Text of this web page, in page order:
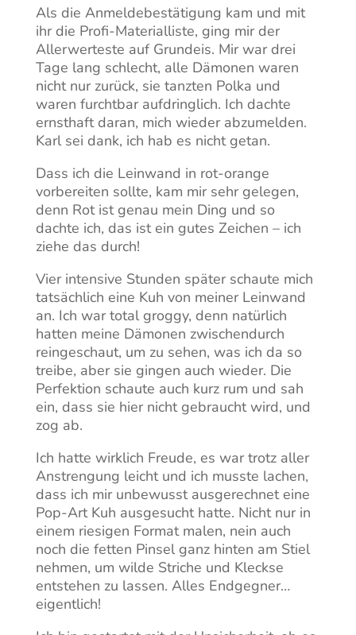
Als die Anmeldebestätigung kam und mit
ihr die Profi-Materialliste, ging mir der
Allerwerteste auf Grundeis. Mir war drei
Tage lang schlecht, alle Dämonen waren
nicht nur zurück, sie tanzten Polka und
waren furchtbar aufdringlich. Ich dachte
ernsthaft daran, mich wieder abzumelden.
Karl sei dank, ich hab es nicht getan.
Dass ich die Leinwand in rot-orange
vorbereiten sollte, kam mir sehr gelegen,
denn Rot ist genau mein Ding und so
dachte ich, das ist ein gutes Zeichen – ich
ziehe das durch!
Vier intensive Stunden später schaute mich
tatsächlich eine Kuh von meiner Leinwand
an. Ich war total groggy, denn natürlich
hatten meine Dämonen zwischendurch
reingeschaut, um zu sehen, was ich da so
treibe, aber sie gingen auch wieder. Die
Perfektion schaute auch kurz rum und sah
ein, dass sie hier nicht gebraucht wird, und
zog ab.
Ich hatte wirklich Freude, es war trotz aller
Anstrengung leicht und ich musste lachen,
dass ich mir unbewusst ausgerechnet eine
Pop-Art Kuh ausgesucht hatte. Nicht nur in
einem riesigen Format malen, nein auch
noch die fetten Pinsel ganz hinten am Stiel
nehmen, um wilde Striche und Kleckse
entstehen zu lassen. Alles Endgegner…
eigentlich!